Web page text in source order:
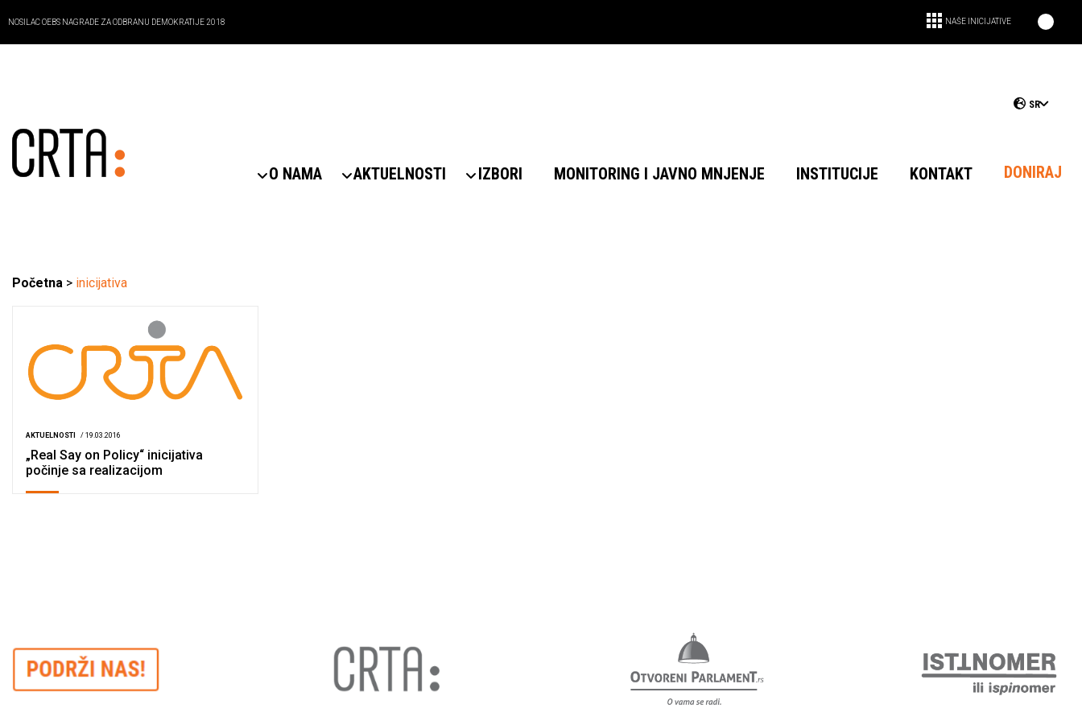
NOSILAC OEBS NAGRADE ZA ODBRANU DEMOKRATIJE 2018 NAŠE INICIJATIVE
SR
O NAMA AKTUELNOSTI IZBORI MONITORING I JAVNO MNJENJE INSTITUCIJE KONTAKT DONIRAJ
Početna > inicijativa
AKTUELNOSTI / 19.03.2016
„Real Say on Policy“ inicijativa
počinje sa realizacijom